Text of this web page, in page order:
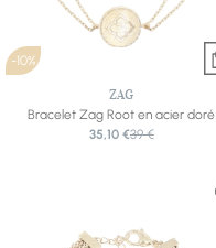
-10%
ZAG
Bracelet Zag Root en acier doré
35,10 €39 €